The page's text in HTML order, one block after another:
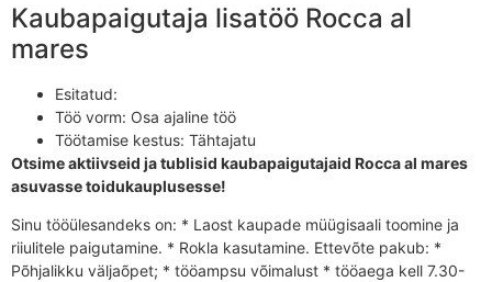
Kaubapaigutaja lisatöö Rocca al
mares
Esitatud:
Töö vorm: Osa ajaline töö
Töötamise kestus: Tähtajatu
Otsime aktiivseid ja tublisid kaubapaigutajaid Rocca al mares
asuvasse toidukauplusesse!
Sinu tööülesandeks on: * Laost kaupade müügisaali toomine ja
riiulitele paigutamine. * Rokla kasutamine. Ettevõte pakub: *
Põhjalikku väljaõpet; * tööampsu võimalust * tööaega kell 7.30-